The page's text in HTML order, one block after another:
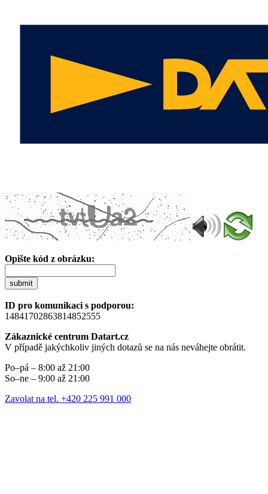
Opište kód z obrázku:
submit
ID pro komunikaci s podporou:
14841702863814852555
Zákaznické centrum Datart.cz
V případě jakýchkoliv jiných dotazů se na nás neváhejte obrátit.
Po–pá – 8:00 až 21:00
So–ne – 9:00 až 21:00
Zavolat na tel. +420 225 991 000